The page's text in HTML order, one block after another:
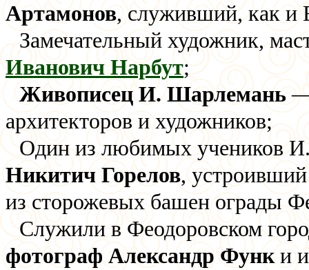
Артамонов, служивший, как и
Замечательный художник,
Иванович Нарбут;
Живописец И. Шарлемань —
архитекторов и художников;
Один из любимых учеников
Никитич Горелов,
из сторожевых башен ограды
Служили в Феодоровском
фотограф Александр Функи